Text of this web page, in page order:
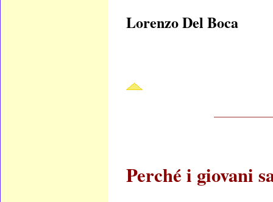
Lorenzo Del Boca
Perché i giovani